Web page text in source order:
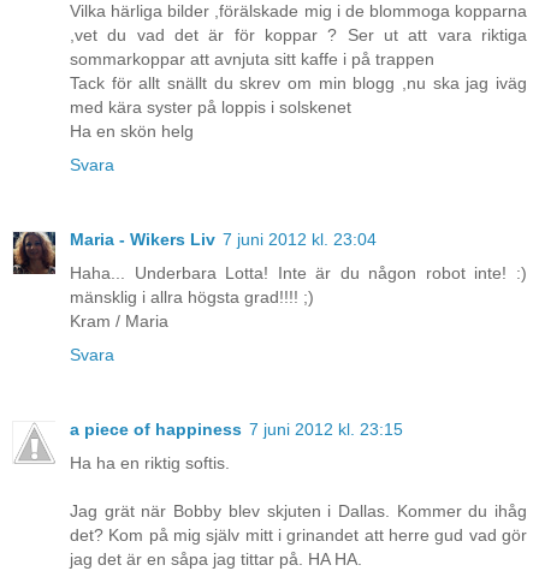
Vilka härliga bilder ,förälskade mig i de blommoga kopparna
,vet du vad det är för koppar ? Ser ut att vara riktiga
sommarkoppar att avnjuta sitt kaffe i på trappen
Tack för allt snällt du skrev om min blogg ,nu ska jag iväg
med kära syster på loppis i solskenet
Ha en skön helg
Svara
Maria - Wikers Liv 7 juni 2012 kl. 23:04
Haha... Underbara Lotta! Inte är du någon robot inte! :)
mänsklig i allra högsta grad!!!! ;)
Kram / Maria
Svara
a piece of happiness 7 juni 2012 kl. 23:15
Ha ha en riktig softis.
Jag grät när Bobby blev skjuten i Dallas. Kommer du ihåg
det? Kom på mig själv mitt i grinandet att herre gud vad gör
jag det är en såpa jag tittar på. HA HA.